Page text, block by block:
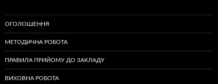
ОГОЛОШЕННЯ
МЕТОДИЧНА РОБОТА
ПРАВИЛА ПРИЙОМУ ДО ЗАКЛАДУ
ВИХОВНА РОБОТА